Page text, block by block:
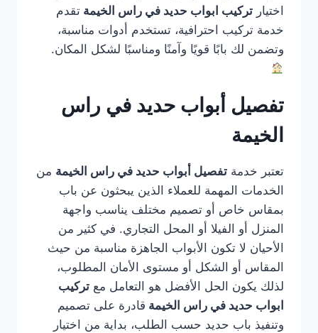
اختيار تركيب ابواب حديد في راس الخيمة تقدم
خدمة تركيب احترافية، تستخدم أدوات مناسبة،
وتضمن لك بابًا قويًا وآمنًا ومناسبًا لشكل المكان.
تفصيل أبواب حديد في راس
الخيمة
تعتبر خدمة تفصيل أبواب حديد في راس الخيمة من
الخدمات المهمة للعملاء الذين يبحثون عن باب
بمقاس خاص أو تصميم مختلف يناسب واجهة
المنزل أو الفيلا أو المحل التجاري. في كثير من
الأحيان لا تكون الأبواب الجاهزة مناسبة من حيث
المقاس أو الشكل أو مستوى الأمان المطلوب،
لذلك يكون الحل الأفضل هو التعامل مع تركيب
ابواب حديد في راس الخيمة قادرة على تصميم
وتنفيذ باب حديد حسب الطلب، بداية من اختيار